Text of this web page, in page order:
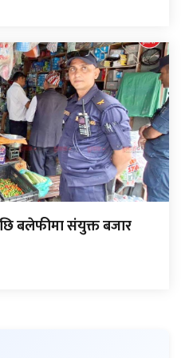
बलेफीमा संयुक्त बजार